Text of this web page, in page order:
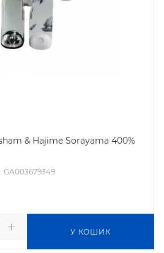
& Hajime Sorayama 400%
GA003679349
У КОШИК